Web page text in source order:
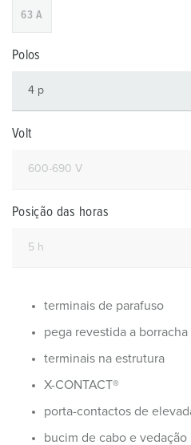
63 A
Polos
Volt
Posição das horas
terminais de parafuso
pega revestida a borracha
terminais na estrutura
X-CONTACT®
porta-contactos de
bucim de cabo e vedação